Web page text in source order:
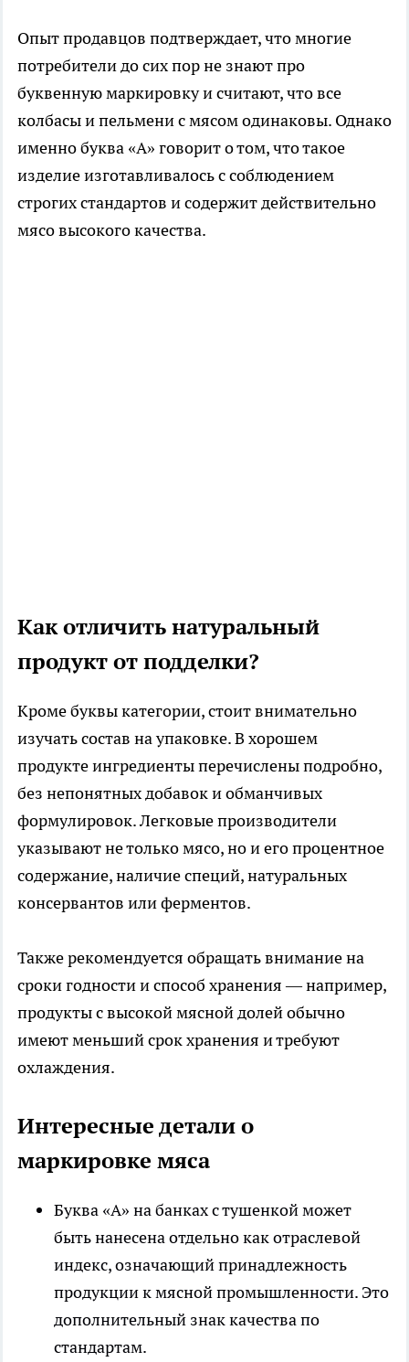
Опыт продавцов подтверждает, что многие
потребители до сих пор не знают про
буквенную маркировку и считают, что все
колбасы и пельмени с мясом одинаковы. Однако
именно буква «А» говорит о том, что такое
изделие изготавливалось с соблюдением
строгих стандартов и содержит действительно
мясо высокого качества.
Как отличить натуральный
продукт от подделки?
Кроме буквы категории, стоит внимательно
изучать состав на упаковке. В хорошем
продукте ингредиенты перечислены подробно,
без непонятных добавок и обманчивых
формулировок. Легковые производители
указывают не только мясо, но и его процентное
содержание, наличие специй, натуральных
консервантов или ферментов.
Также рекомендуется обращать внимание на
сроки годности и способ хранения — например,
продукты с высокой мясной долей обычно
имеют меньший срок хранения и требуют
охлаждения.
Интересные детали о
маркировке мяса
Буква «А» на банках с тушенкой может
быть нанесена отдельно как отраслевой
индекс, означающий принадлежность
продукции к мясной промышленности. Это
дополнительный знак качества по
стандартам.